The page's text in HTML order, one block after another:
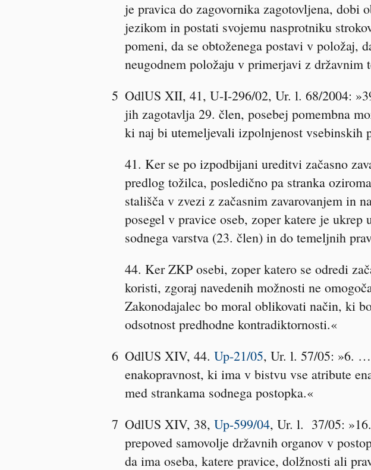
je pravica do zagovornika zagotovljena, dobi
jezikom in postati svojemu nasprotniku
pomeni, da se obtoženega postavi v položaj,
neugodnem položaju v primerjavi z
5 OdlUS XII, 41, U-I-296/02, Ur. l. 68/2004:
jih zagotavlja 29. člen, posebej pomembna
ki naj bi utemeljevali izpolnjenost vsebinskih
41. Ker se po izpodbijani ureditvi začasno
predlog tožilca, posledično pa stranka
stališča v zvezi z začasnim zavarovanjem in
posegel v pravice oseb, zoper katere je
sodnega varstva (23. člen) in do temeljnih
44. Ker ZKP osebi, zoper katero se odredi
koristi, zgoraj navedenih možnosti ne
Zakonodajalec bo moral oblikovati način, ki
odsotnost predhodne kontradiktornosti.«
6 OdlUS XIV, 44. Up-21/05, Ur. l. 57/05: »6. …
enakopravnost, ki ima v bistvu vse atribute
med strankama sodnega postopka.«
7 OdlUS XIV, 38, Up-599/04, Ur. l. 37/05:
prepoved samovolje državnih organov v
da ima oseba, katere pravice, dolžnosti ali